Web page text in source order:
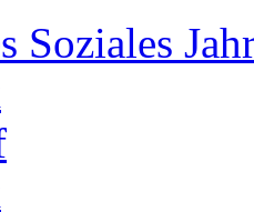
Soziales